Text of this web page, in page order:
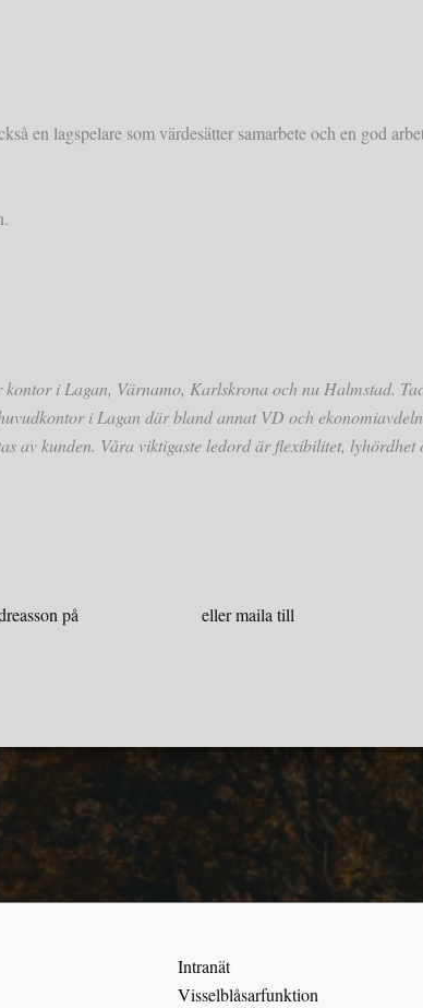
en lagspelare som värdesätter samarbete och en god
i Lagan, Värnamo, Karlskrona och nu Halmstad.
i Lagan där bland annat VD och
av kunden. Våra viktigaste ledord är flexibilitet, lyhördhet
på eller maila till
Intranät
Visselblåsarfunktion